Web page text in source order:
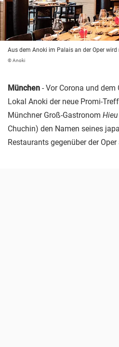
Aus dem Anoki im Palais an der Oper wird
© Anoki
München - Vor Corona und
Lokal Anoki der neue Promi-
Münchner Groß-Gastronom
Chuchin) den Namen seines
Restaurants gegenüber der Oper